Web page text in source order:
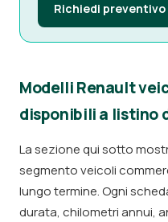
Richiedi
Modelli Renault
disponibili a listino
La sezione qui sotto
segmento veicoli
lungo termine. Ogni
durata, chilometri annui,